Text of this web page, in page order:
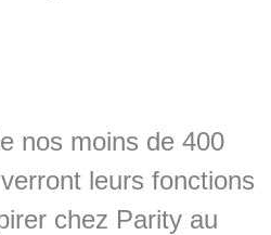
nos moins de 400
leurs fonctions
chez Parity au